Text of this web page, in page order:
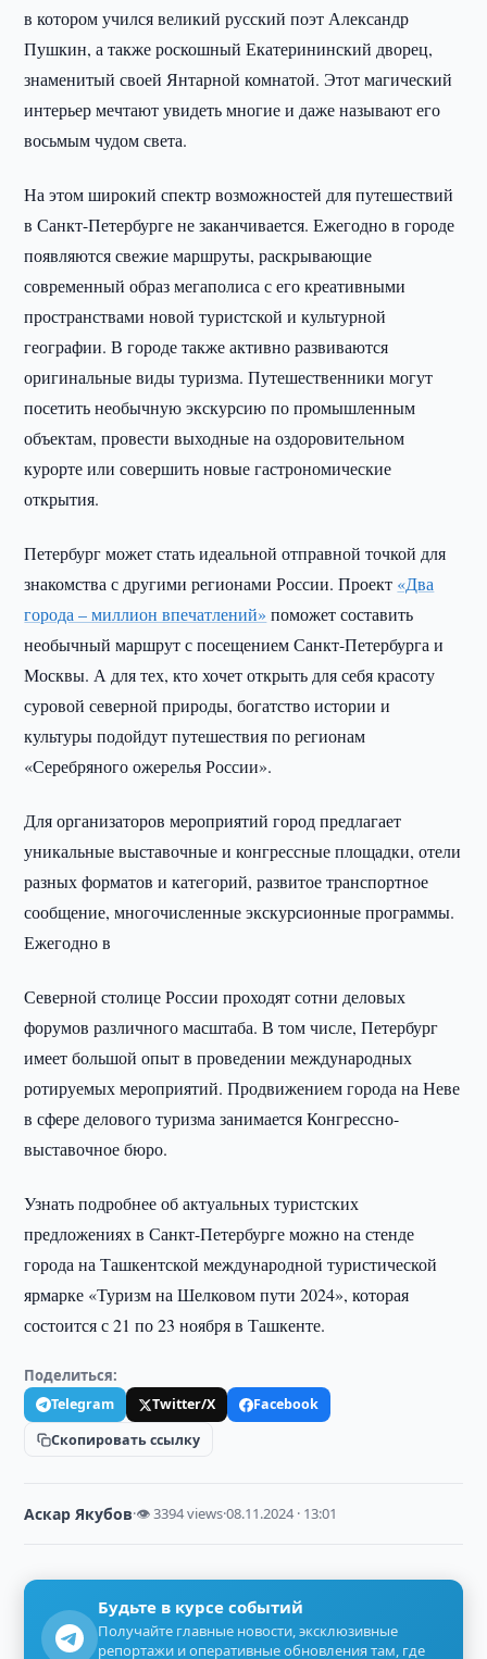
в котором учился великий русский поэт Александр
Пушкин, а также роскошный Екатерининский дворец,
знаменитый своей Янтарной комнатой. Этот магический
интерьер мечтают увидеть многие и даже называют его
восьмым чудом света.
На этом широкий спектр возможностей для путешествий
в Санкт-Петербурге не заканчивается. Ежегодно в городе
появляются свежие маршруты, раскрывающие
современный образ мегаполиса с его креативными
пространствами новой туристской и культурной
географии. В городе также активно развиваются
оригинальные виды туризма. Путешественники могут
посетить необычную экскурсию по промышленным
объектам, провести выходные на оздоровительном
курорте или совершить новые гастрономические
открытия.
Петербург может стать идеальной отправной точкой для
знакомства с другими регионами России. Проект «Два
города – миллион впечатлений» поможет составить
необычный маршрут с посещением Санкт-Петербурга и
Москвы. А для тех, кто хочет открыть для себя красоту
суровой северной природы, богатство истории и
культуры подойдут путешествия по регионам
«Серебряного ожерелья России».
Для организаторов мероприятий город предлагает
уникальные выставочные и конгрессные площадки, отели
разных форматов и категорий, развитое транспортное
сообщение, многочисленные экскурсионные программы.
Ежегодно в
Северной столице России проходят сотни деловых
форумов различного масштаба. В том числе, Петербург
имеет большой опыт в проведении международных
ротируемых мероприятий. Продвижением города на Неве
в сфере делового туризма занимается Конгрессно-
выставочное бюро.
Узнать подробнее об актуальных туристских
предложениях в Санкт-Петербурге можно на стенде
города на Ташкентской международной туристической
ярмарке «Туризм на Шелковом пути 2024», которая
состоится с 21 по 23 ноября в Ташкенте.
Поделиться:
Telegram Twitter/X
Facebook
Скопировать ссылку
Аскар Якубов·👁 3394 views·08.11.2024 · 13:01
Будьте в курсе событий
Получайте главные новости, эксклюзивные
репортажи и оперативные обновления там, где